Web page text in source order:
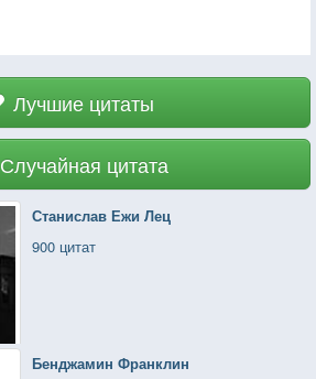
Лучшие цитаты
Случайная цитата
Станислав Ежи Лец
900 цитат
Бенджамин Франклин